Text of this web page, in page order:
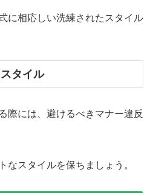
に相応しい洗練されたスタイル
タイル
際には、避けるべきマナー違反
なスタイルを保ちましょう。